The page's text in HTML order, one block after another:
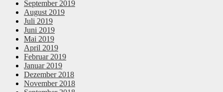
September 2019
August 2019
Juli 2019
Juni 2019
Mai 2019
April 2019
Februar 2019
Januar 2019
Dezember 2018
November 2018